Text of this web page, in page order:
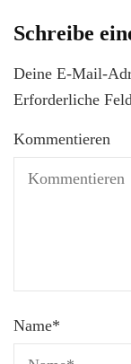
Schreibe
Deine E-Mail-
Erforderliche
Kommentieren
Name*